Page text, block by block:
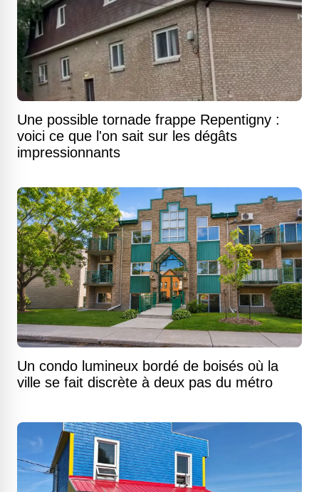
Une possible tornade frappe Repentigny :
voici ce que l'on sait sur les dégâts
impressionnants
Un condo lumineux bordé de boisés où la
ville se fait discrète à deux pas du métro